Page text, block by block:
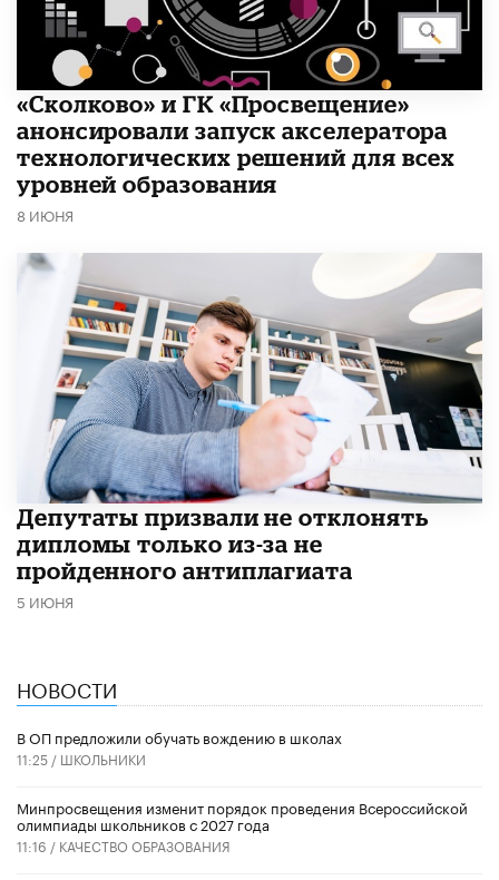
«Сколково» и ГК «Просвещение»
анонсировали запуск акселератора
технологических решений для всех
уровней образования
8 ИЮНЯ
Депутаты призвали не отклонять
дипломы только из-за не
пройденного антиплагиата
5 ИЮНЯ
НОВОСТИ
В ОП предложили обучать вождению в школах
11:25 / ШКОЛЬНИКИ
Минпросвещения изменит порядок проведения Всероссийской
олимпиады школьников с 2027 года
11:16 / КАЧЕСТВО ОБРАЗОВАНИЯ